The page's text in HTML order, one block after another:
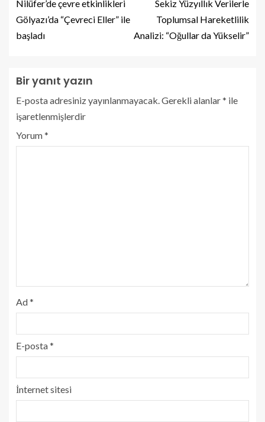
Nilüfer’de çevre etkinlikleri
Gölyazı’da “Çevreci Eller” ile
başladı
Sekiz Yüzyıllık Verilerle
Toplumsal Hareketlilik
Analizi: “Oğullar da Yükselir”
Bir yanıt yazın
E-posta adresiniz yayınlanmayacak. Gerekli alanlar* ile
işaretlenmişlerdir
Yorum*
Ad*
E-posta*
İnternet sitesi